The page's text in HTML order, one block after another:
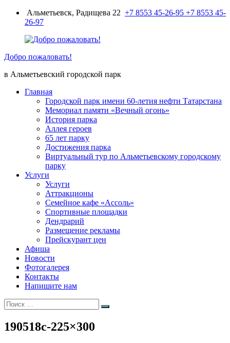
ПерейтиАльметьевск, Радищева 22 +7 8553 45-26-95 +7 8553 45-
26-97
Добро пожаловать!
в Альметьевский городской парк
Главная
Городской парк имени 60-летия нефти Татарстана
Мемориал памяти «Вечный огонь»
История парка
Аллея героев
65 лет парку
Достижения парка
Виртуальный тур по Альметьевскому городскому
парку
Услуги
Услуги
Аттракционы
Семейное кафе «Ассоль»
Спортивные площадки
Дендрарий
Размещение рекламы
Прейскурант цен
Афиша
Новости
Фотогалерея
Контакты
Напишите нам
Искать:
Поиск
190518с-225×300